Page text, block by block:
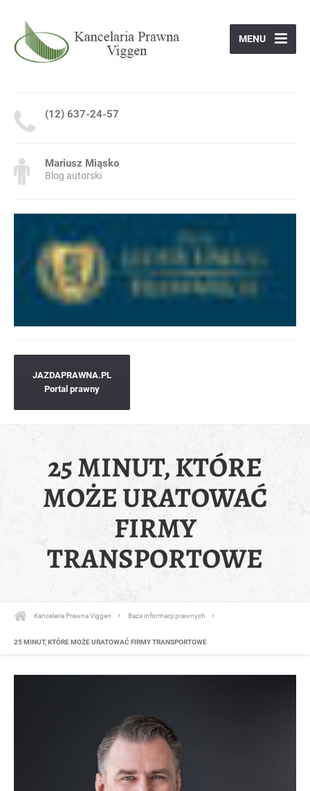
(12) 637-24-57
Mariusz Miąsko
Blog autorski
MENU
JAZDAPRAWNA.PL
Portal prawny
25 MINUT, KTÓRE
MOŻE URATOWAĆ
FIRMY
TRANSPORTOWE
Kancelaria Prawna Viggen Baza informacji prawnych
25 MINUT, KTÓRE MOŻE URATOWAĆ FIRMY TRANSPORTOWE